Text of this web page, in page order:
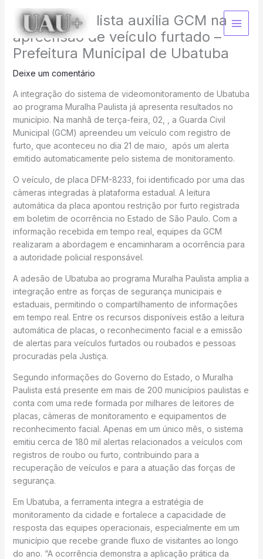
conteúdo
Muralha Paulista auxilia GCM na
apreensão de veículo furtado –
Prefeitura Municipal de Ubatuba
Deixe um comentário
A integração do sistema de videomonitoramento de Ubatuba
ao programa Muralha Paulista já apresenta resultados no
município. Na manhã de terça-feira, 02, , a Guarda Civil
Municipal (GCM) apreendeu um veículo com registro de
furto, que aconteceu no dia 21 de maio, após um alerta
emitido automaticamente pelo sistema de monitoramento.
O veículo, de placa DFM-8233, foi identificado por uma das
câmeras integradas à plataforma estadual. A leitura
automática da placa apontou restrição por furto registrada
em boletim de ocorrência no Estado de São Paulo. Com a
informação recebida em tempo real, equipes da GCM
realizaram a abordagem e encaminharam a ocorrência para
a autoridade policial responsável.
A adesão de Ubatuba ao programa Muralha Paulista amplia a
integração entre as forças de segurança municipais e
estaduais, permitindo o compartilhamento de informações
em tempo real. Entre os recursos disponíveis estão a leitura
automática de placas, o reconhecimento facial e a emissão
de alertas para veículos furtados ou roubados e pessoas
procuradas pela Justiça.
Segundo informações do Governo do Estado, o Muralha
Paulista está presente em mais de 200 municípios paulistas e
conta com uma rede formada por milhares de leitores de
placas, câmeras de monitoramento e equipamentos de
reconhecimento facial. Apenas em um único mês, o sistema
emitiu cerca de 180 mil alertas relacionados a veículos com
registros de roubo ou furto, contribuindo para a
recuperação de veículos e para a atuação das forças de
segurança.
Em Ubatuba, a ferramenta integra a estratégia de
monitoramento da cidade e fortalece a capacidade de
resposta das equipes operacionais, especialmente em um
município que recebe grande fluxo de visitantes ao longo
do ano. “A ocorrência demonstra a aplicação prática da